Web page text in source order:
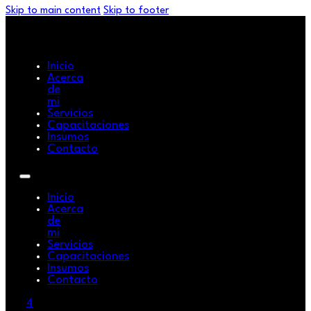
Skip to main content Skip to footer
Inicio
Acerca
de
mi
Servicios
Capacitaciones
Insumos
Contacto
Inicio
Acerca
de
mi
Servicios
Capacitaciones
Insumos
Contacto
4